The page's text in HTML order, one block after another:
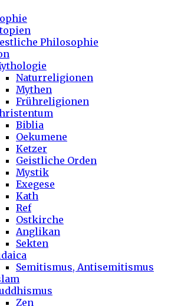
Philosophie
Naturreligionen
Mythen
Frühreligionen
Biblia
Oekumene
Ketzer
Geistliche Orden
Mystik
Exegese
Kath
Ref
Ostkirche
Anglikan
Sekten
Semitismus, Antisemitismus
Zen